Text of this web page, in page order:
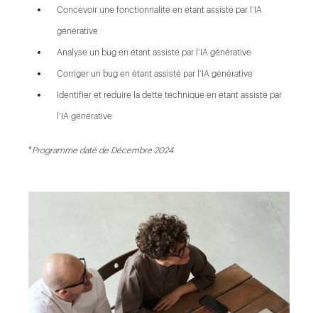
Concevoir une fonctionnalité en étant assisté par l’IA
générative
Analyse un bug en étant assisté par l’IA générative
Corriger un bug en étant assisté par l’IA générative
Identifier et réduire la dette technique en étant assisté par
l’IA générative
*Programme daté de Décembre 2024